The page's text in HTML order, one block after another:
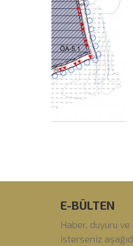
E-BÜLTEN
Haber, duyuru
isterseniz